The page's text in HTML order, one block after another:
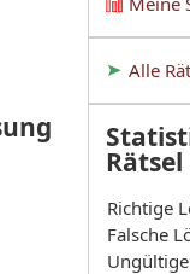
Alle
Rätsel
Richtige
Falsche